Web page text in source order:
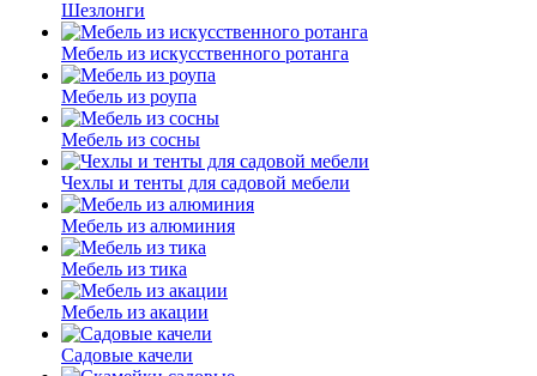
Шезлонги
Мебель из искусственного ротанга
Мебель из роупа
Мебель из сосны
Чехлы и тенты для садовой мебели
Мебель из алюминия
Мебель из тика
Мебель из акации
Садовые качели